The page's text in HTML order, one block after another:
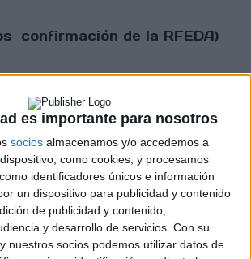
es importante para nosotros
socios almacenamos y/o accedemos a
como cookies, y procesamos
identificadores únicos e información
un dispositivo para publicidad y contenido
de publicidad y contenido,
y desarrollo de servicios. Con su
nuestros socios podemos utilizar datos de
confirmación de la RFEDA)
de pilotos Vehículos FIA
de copilotos para Vehículos
R2
Júnio